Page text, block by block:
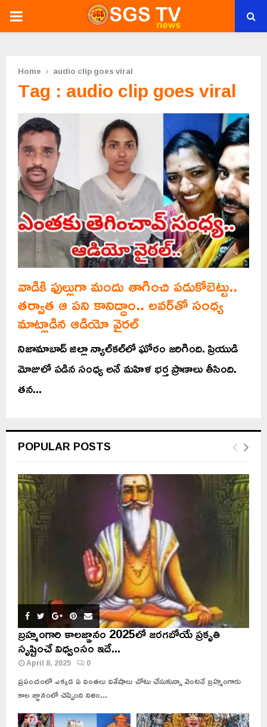
PRIMARY
Home audio clip goes viral
Tag : audio clip goes viral
వాడికి ఫుల్లుగా మందు తాగించి పడుకోబెట్టు..
తర్వాత ఆ పని కానిద్దాం.. లవర్‌తో సంధ్య
మాట్లాడిన ఆడియో వైరల్
నిజామాబాద్ జిల్లా న్యాల్‌కల్‌లో ఘోరం జరిగింది. ప్రియుడి
మోజులో పడిన సంధ్య అనే మహిళ భర్త ప్రాణాలు తీసింది.
తన...
POPULAR POSTS
బ్రహ్మంగారి కాలజ్ఞానం 2025లో జరగబోయే ప్రకృతి
సృష్టించే విధ్వంసం ఇదే...
April 8, 2025 0
ప్రపంచంలో ఎక్కడ ఏ వింతలు విశేషాలు చోటు చేసుకున్నా వెంటనే బ్రహ్మంగారు
కాల జ్ఞానంలో చెప్పింది నిజం...